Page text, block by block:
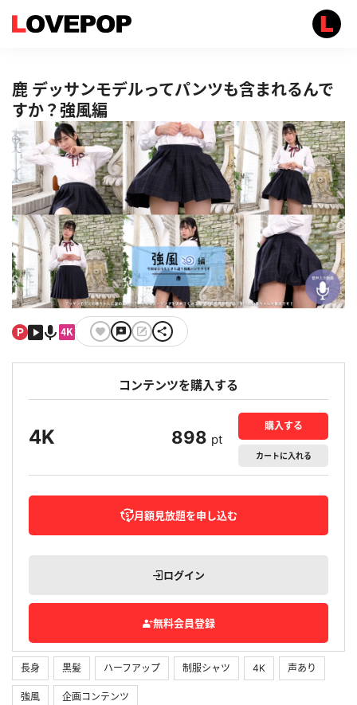
鹿 デッサンモデルってパンツも含まれるんで
すか？強風編
長身 黒髪 ハーフアップ 制服シャツ 4K 声あり
強風 企画コンテンツ
コンテンツを購入する
4K 898 pt
購入する
カートに入れる
月額見放題を申し込む
ログイン
無料会員登録